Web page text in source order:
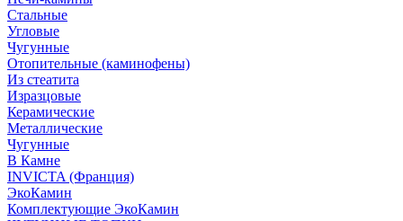
Стальные
Угловые
Чугунные
Отопительные (каминофены)
Из стеатита
Изразцовые
Керамические
Металлические
Чугунные
В Камне
INVICTA (Франция)
ЭкоКамин
Комплектующие ЭкоКамин